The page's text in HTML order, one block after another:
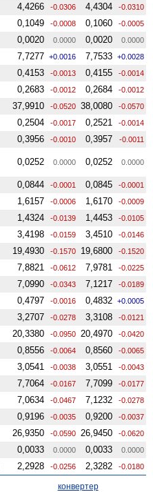
4,4266 -0.0306 4,4304 -0.0310
0,1049 -0.0008 0,1060 -0.0005
0,0020 0.0000 0,0020 0.0000
7,7277 +0.0016 7,7533 +0.0028
0,4153 -0.0013 0,4155 -0.0014
0,2683 -0.0012 0,2684 -0.0012
37,9910 -0.0520 38,0080 -0.0570
0,2504 -0.0017 0,2521 -0.0014
0,3956 -0.0010 0,3957 -0.0011
0,0252 0.0000 0,0252 0.0000
0,0844 -0.0001 0,0845 -0.0001
1,6157 -0.0006 1,6170 -0.0009
1,4324 -0.0139 1,4453 -0.0105
3,4198 -0.0159 3,4510 -0.0146
19,4930 -0.1570 19,6800 -0.1520
7,8821 -0.0612 7,9781 -0.0225
7,0990 -0.0343 7,1217 -0.0189
0,4797 -0.0016 0,4832 +0.0005
3,2707 -0.0278 3,3108 -0.0121
20,3380 -0.0950 20,4970 -0.0420
0,8556 -0.0064 0,8560 -0.0065
3,0541 -0.0038 3,0551 -0.0043
7,7064 -0.0167 7,7099 -0.0177
7,0634 -0.0467 7,1232 -0.0278
0,9196 -0.0035 0,9200 -0.0037
26,9350 -0.0590 26,9450 -0.0620
0,0033 0.0000 0,0033 0.0000
2,2928 -0.0256 2,3282 -0.0180
конвертер